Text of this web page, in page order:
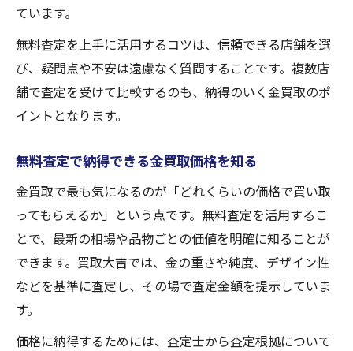
ています。
無料査定を上手に活用するコツは、信頼できる店舗を選
び、疑問点や不安は遠慮なく質問することです。複数店
舗で査定を受けて比較するのも、納得のいく金買取のポ
イントとなります。
無料査定で納得できる金買取価格を知る
金買取で最も気になるのが「どれくらいの価格で買い取
ってもらえるか」という点です。無料査定を活用するこ
とで、最新の相場や品物ごとの価値を明確に知ることが
できます。買取大吉では、金の重さや純度、デザイン性
などを基準に査定し、その場で査定金額を提示していま
す。
価格に納得するためには、査定士から査定根拠について